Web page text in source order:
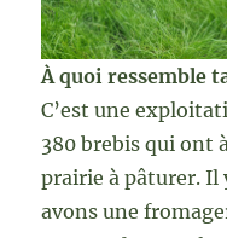
À quoi ressemble
C’est une
380 brebis qui ont
prairie à pâturer. Il
avons une